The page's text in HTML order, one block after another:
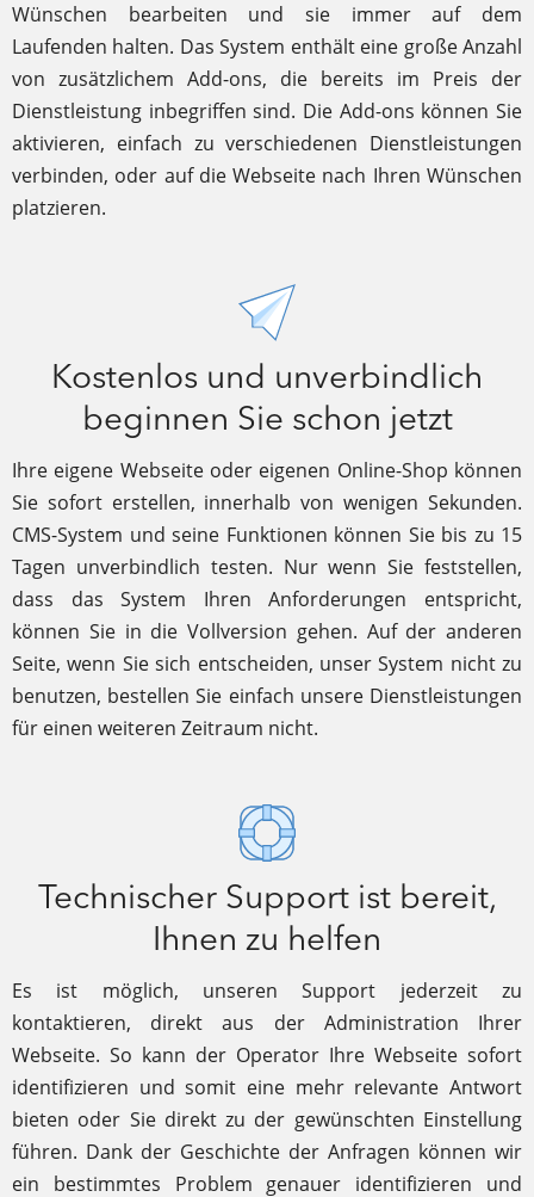
Wünschen bearbeiten und sie immer auf dem
Laufenden halten. Das System enthält eine große Anzahl
von zusätzlichem Add-ons, die bereits im Preis der
Dienstleistung inbegriffen sind. Die Add-ons können Sie
aktivieren, einfach zu verschiedenen Dienstleistungen
verbinden, oder auf die Webseite nach Ihren Wünschen
platzieren.
Kostenlos und unverbindlich
beginnen Sie schon jetzt
Ihre eigene Webseite oder eigenen Online-Shop können
Sie sofort erstellen, innerhalb von wenigen Sekunden.
CMS-System und seine Funktionen können Sie bis zu 15
Tagen unverbindlich testen. Nur wenn Sie feststellen,
dass das System Ihren Anforderungen entspricht,
können Sie in die Vollversion gehen. Auf der anderen
Seite, wenn Sie sich entscheiden, unser System nicht zu
benutzen, bestellen Sie einfach unsere Dienstleistungen
für einen weiteren Zeitraum nicht.
Technischer Support ist bereit,
Ihnen zu helfen
Es ist möglich, unseren Support jederzeit zu
kontaktieren, direkt aus der Administration Ihrer
Webseite. So kann der Operator Ihre Webseite sofort
identifizieren und somit eine mehr relevante Antwort
bieten oder Sie direkt zu der gewünschten Einstellung
führen. Dank der Geschichte der Anfragen können wir
ein bestimmtes Problem genauer identifizieren und